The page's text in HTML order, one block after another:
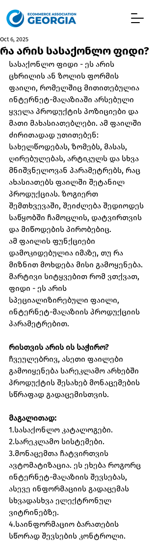
რა არის სასაქონლო ფიდი?
Oct 6, 2025
სასაქონლო ფიდი - ეს არის
ცხრილის ან ზოლის ფორმის
ფაილი, რომელშიც მითითებულია
ინტერნეტ-მაღაზიაში არსებული
ყველა პროდუქტის პოზიციები და
მათი მახასიათებლები. ამ ფაილში
ძირითადად უთითებენ:
სახელწოდებას, ზომებს, მასას,
ღირებულებას, არტიკულს და სხვა
მნიშვნელოვან პარამეტრებს, რაც
ახასიათებს ფაილში შეტანილ
პროდუქციას. ზოგიერთ
შემთხვევაში, შეიძლება შედიოდეს
საწყობში ჩამოცლის, დატვირთვის
და მიწოდების პირობებიც.
ამ ფაილის ფუნქციები
დამოკიდებულია იმაზე, თუ რა
მიზნით მოხდება მისი გამოყენება.
მარტივი სიტყვებით რომ ვთქვათ,
ფიდი - ეს არის
სპეციალიზირებული ფაილი,
ინტერნეტ-მაღაზიის პროდუქციის
პარამეტრებით.
რისთვის არის ის საჭირო?
ჩვეულებრივ, ასეთი ფაილები
გამოიყენება სარეკლამო არხებში
პროდუქტის შესახებ მონაცემების
სწრაფად გადაცემისთვის.
მაგალითად:
1.სასაქონლო კატალოგები.
2.სარეკლამო სისტემები.
3.მონაცემთა ჩატვირთვის
ავტომატიზაცია. ეს ეხება როგორც
ინტერნეტ-მაღაზიის შევსებას,
ასევე ინფორმაციის გადაცემას
სხვადასხვა ელექტრონულ
ვიტრინებზე.
4.საინფორმაციო ბარათების
სწორად შევსების კონტროლი.